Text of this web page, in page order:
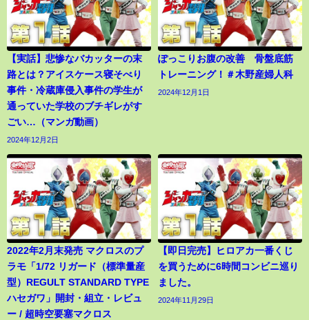
【実話】悲惨なバカッターの末
路とは？アイスケース寝そべり
事件・冷蔵庫侵入事件の学生が
通っていた学校のブチギレがす
ごい…（マンガ動画）
2024年12月2日
ぽっこりお腹の改善 骨盤底筋
トレーニング！＃木野産婦人科
2024年12月1日
2022年2月末発売 マクロスのプ
ラモ「1/72 リガード（標準量産
型）REGULT STANDARD TYPE
ハセガワ」開封・組立・レビュ
ー / 超時空要塞マクロス
【即日完売】ヒロアカ一番くじ
を買うために6時間コンビニ巡り
ました。
2024年11月29日